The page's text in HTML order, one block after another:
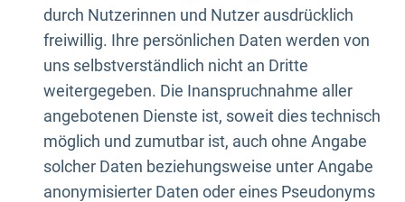
durch Nutzerinnen und Nutzer ausdrücklich
freiwillig. Ihre persönlichen Daten werden von
uns selbstverständlich nicht an Dritte
weitergegeben. Die Inanspruchnahme aller
angebotenen Dienste ist, soweit dies technisch
möglich und zumutbar ist, auch ohne Angabe
solcher Daten beziehungsweise unter Angabe
anonymisierter Daten oder eines Pseudonyms